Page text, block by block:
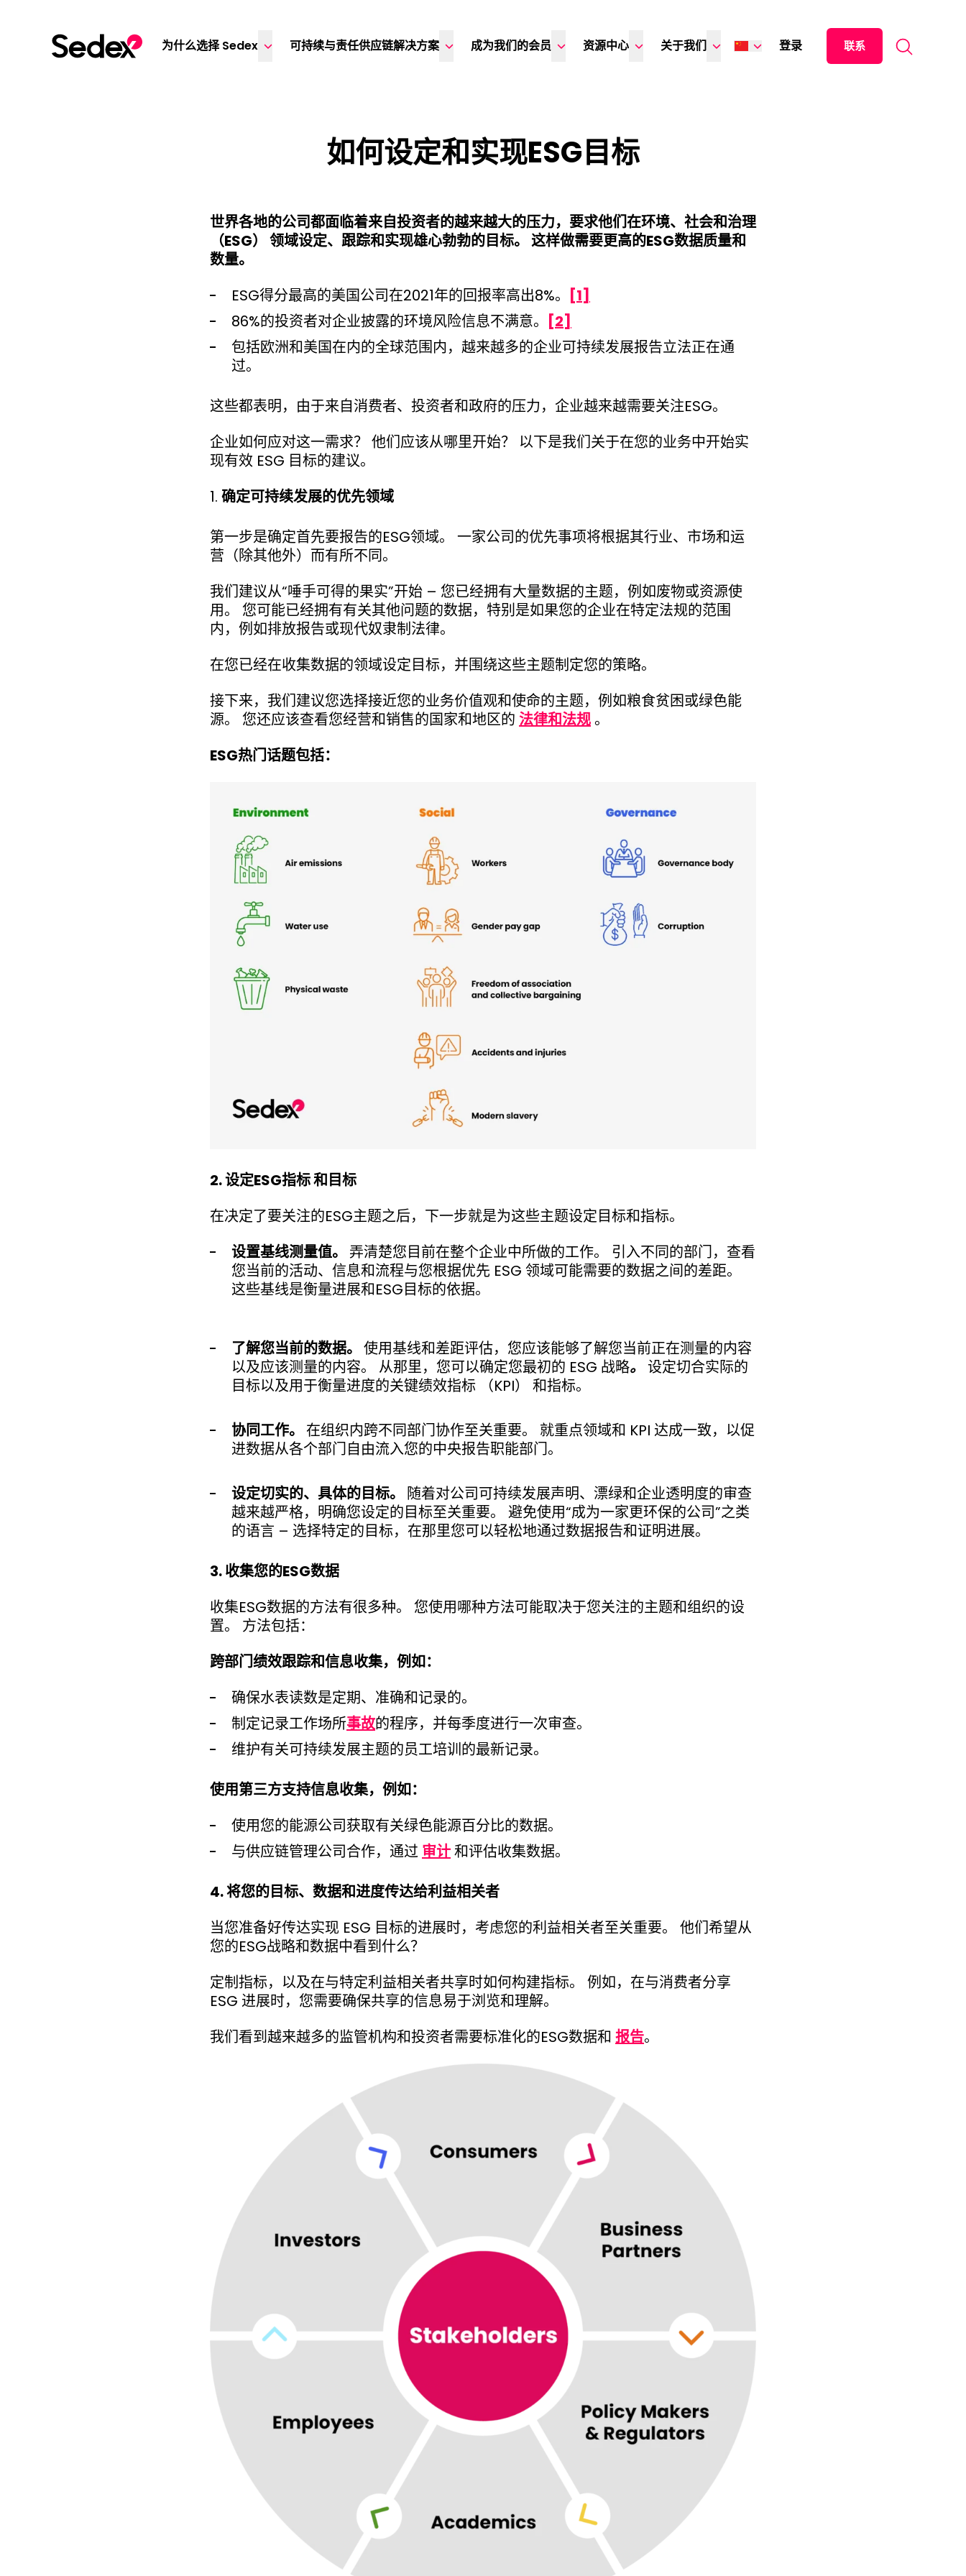
为什么选择 Sedex
可持续与责任供应链解决方案 成为我们的会员 资源中心 关于我们 登录
English
联系
如何设定和实现ESG目标
世界各地的公司都面临着来自投资者的越来越大的压力，要求他们在环境、社会和治理
（ESG） 领域设定、跟踪和实现雄心勃勃的目标。 这样做需要更高的ESG数据质量和
数量。
ESG得分最高的美国公司在2021年的回报率高出8%。
[1]
86%的投资者对企业披露的环境风险信息不满意。
[2]
包括欧洲和美国在内的全球范围内，越来越多的企业可持续发展报告立法正在通
过。
这些都表明，由于来自消费者、投资者和政府的压力，企业越来越需要关注ESG。
企业如何应对这一需求？ 他们应该从哪里开始？ 以下是我们关于在您的业务中开始实
现有效 ESG 目标的建议。
确定可持续发展的优先领域
第一步是确定首先要报告的ESG领域。 一家公司的优先事项将根据其行业、市场和运
营（除其他外）而有所不同。
我们建议从“唾手可得的果实”开始 – 您已经拥有大量数据的主题，例如废物或资源使
用。 您可能已经拥有有关其他问题的数据，特别是如果您的企业在特定法规的范围
内，例如排放报告或现代奴隶制法律。
在您已经在收集数据的领域设定目标，并围绕这些主题制定您的策略。
接下来，我们建议您选择接近您的业务价值观和使命的主题，例如粮食贫困或绿色能
源。 您还应该查看您经营和销售的国家和地区的 法律和法规 。
ESG热门话题包括：
2.设定ESG指标和目标
在决定了要关注的ESG主题之后，下一步就是为这些主题设定目标和指标。
设置基线测量值。 弄清楚您目前在整个企业中所做的工作。 引入不同的部门，查看
您当前的活动、信息和流程与您根据优先 ESG 领域可能需要的数据之间的差距。
这些基线是衡量进展和ESG目标的依据。
了解您当前的数据。 使用基线和差距评估，您应该能够了解您当前正在测量的内容
以及应该测量的内容。 从那里，您可以确定您最初的 ESG 战略。 设定切合实际的
目标以及用于衡量进度的关键绩效指标 （KPI） 和指标。
协同工作。 在组织内跨不同部门协作至关重要。 就重点领域和 KPI 达成一致，以促
进数据从各个部门自由流入您的中央报告职能部门。
设定切实的、具体的目标。 随着对公司可持续发展声明、漂绿和企业透明度的审查
越来越严格，明确您设定的目标至关重要。 避免使用“成为一家更环保的公司”之类
的语言 – 选择特定的目标，在那里您可以轻松地通过数据报告和证明进展。
3. 收集您的ESG数据
收集ESG数据的方法有很多种。 您使用哪种方法可能取决于您关注的主题和组织的设
置。 方法包括：
跨部门绩效跟踪和信息收集，例如：
确保水表读数是定期、准确和记录的。
制定记录工作场所事故的程序，并每季度进行一次审查。
维护有关可持续发展主题的员工培训的最新记录。
使用第三方支持信息收集，例如：
使用您的能源公司获取有关绿色能源百分比的数据。
与供应链管理公司合作，通过 审计和评估收集数据。
4. 将您的目标、数据和进度传达给利益相关者
当您准备好传达实现 ESG 目标的进展时，考虑您的利益相关者至关重要。 他们希望从
您的ESG战略和数据中看到什么？
定制指标，以及在与特定利益相关者共享时如何构建指标。 例如，在与消费者分享
ESG 进展时，您需要确保共享的信息易于浏览和理解。
我们看到越来越多的监管机构和投资者需要标准化的ESG数据和 报告。